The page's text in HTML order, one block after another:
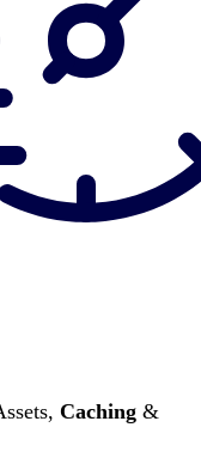
Caching &